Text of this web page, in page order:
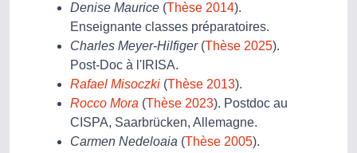
Denise Maurice (Thèse 2014).
Enseignante classes préparatoires.
Charles Meyer-Hilfiger(Thèse 2025).
Post-Doc à l'IRISA.
Rafael Misoczki (Thèse 2013).
Rocco Mora (Thèse 2023). Postdoc au
CISPA, Saarbrücken, Allemagne.
Carmen Nedeloaia (Thèse 2005).